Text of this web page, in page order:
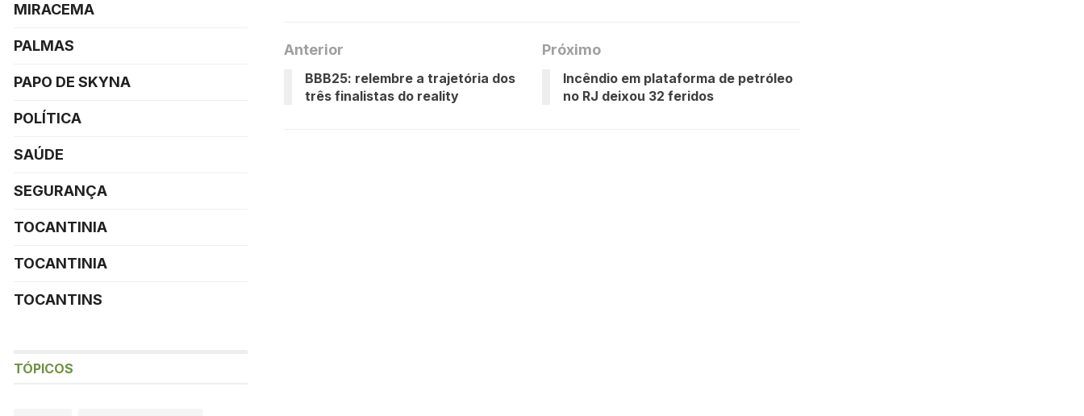
Anterior
BBB25: relembre a trajetória dos
três finalistas do reality
Próximo
Incêndio em plataforma de petróleo
no RJ deixou 32 feridos
MIRACEMA
PALMAS
PAPO DE SKYNA
POLÍTICA
SAÚDE
SEGURANÇA
TOCANTINIA
TOCANTINIA
TOCANTINS
TÓPICOS